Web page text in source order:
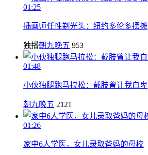
01:25
插画师任性剃光头：纽约多伦多摆摊
独播朝九晚五 953
01:48
小伙独腿跑马拉松：截肢曾让我自卑
朝九晚五 2121
01:26
家中6人学医，女儿录取爸妈的母校